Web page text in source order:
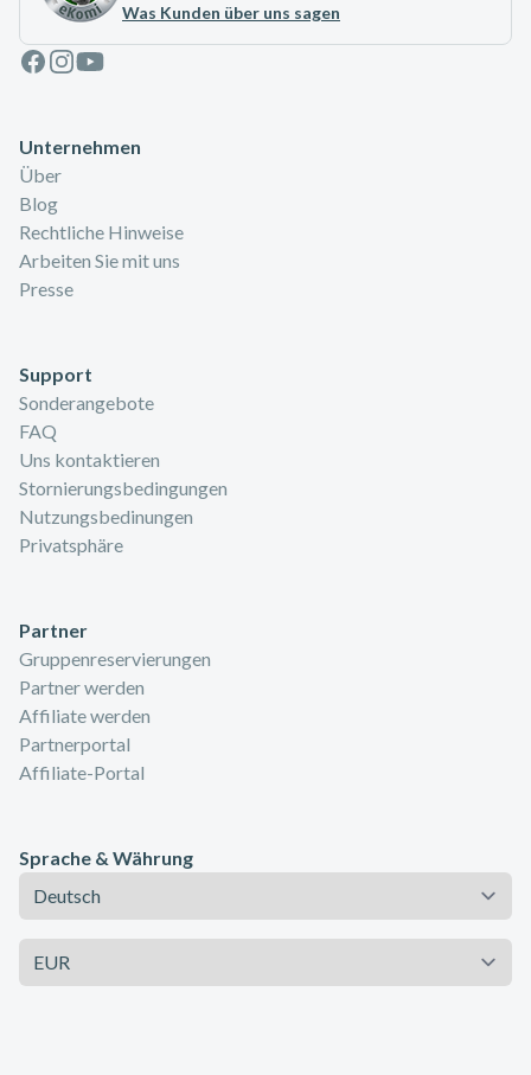
Was Kunden über uns sagen
Facebook
Instagram
Youtube
Unternehmen
Über
Blog
Rechtliche Hinweise
Arbeiten Sie mit uns
Presse
Support
Sonderangebote
FAQ
Uns kontaktieren
Stornierungsbedingungen
Nutzungsbedinungen
Privatsphäre
Partner
Gruppenreservierungen
Partner werden
Affiliate werden
Partnerportal
Affiliate-Portal
Sprache & Währung